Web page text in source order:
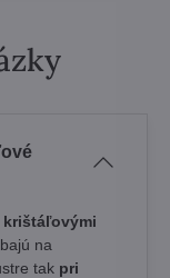
krištáľovými
na
tak pri